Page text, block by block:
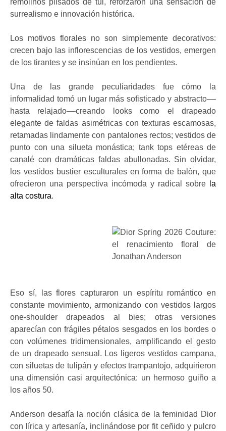
remolinos plisados de tul, reforzaron una sensación de
surrealismo e innovación histórica.
Los motivos florales no son simplemente decorativos:
crecen bajo las inflorescencias de los vestidos, emergen
de los tirantes y se insinúan en los pendientes.
Una de las grande peculiaridades fue cómo la
informalidad tomó un lugar más sofisticado y abstracto––
hasta relajado––creando looks como el drapeado
elegante de faldas asimétricas con texturas escamosas,
retamadas lindamente con pantalones rectos; vestidos de
punto con una silueta monástica; tank tops etéreas de
canalé con dramáticas faldas abullonadas. Sin olvidar,
los vestidos bustier esculturales en forma de balón, que
ofrecieron una perspectiva incómoda y radical sobre la
alta costura.
Eso sí, las flores capturaron un espíritu romántico en
constante movimiento, armonizando con vestidos largos
one-shoulder drapeados al bies; otras versiones
aparecían con frágiles pétalos sesgados en los bordes o
con volúmenes tridimensionales, amplificando el gesto
de un drapeado sensual. Los ligeros vestidos campana,
con siluetas de tulipán y efectos trampantojo, adquirieron
una dimensión casi arquitectónica: un hermoso guiño a
los años 50.
Anderson desafía la noción clásica de la feminidad Dior
con lírica y artesanía, inclinándose por fit ceñido y pulcro